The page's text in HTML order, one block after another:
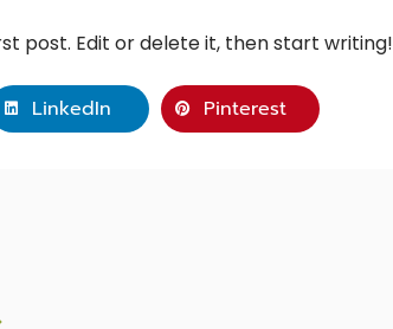
post. Edit or delete it, then start writing!
LinkedIn Pinterest